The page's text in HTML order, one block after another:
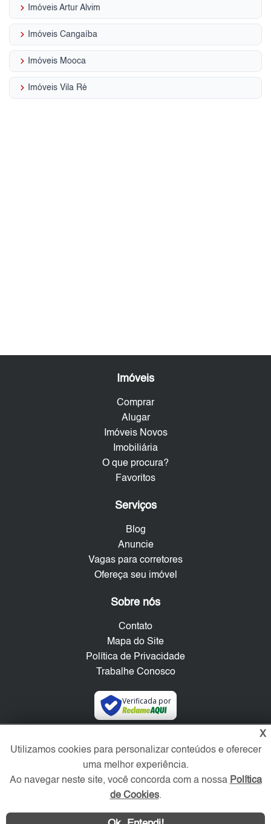
keyboard_arrow_right Imóveis Artur Alvim
keyboard_arrow_right Imóveis Cangaíba
keyboard_arrow_right Imóveis Mooca
keyboard_arrow_right Imóveis Vila Ré
Imóveis
Comprar
Alugar
Imóveis Novos
Imobiliária
O que procura?
Favoritos
Serviços
Blog
Anuncie
Vagas para corretores
Ofereça seu imóvel
Sobre nós
Contato
Mapa do Site
Política de Privacidade
Trabalhe Conosco
Verificada por
X
Utilizamos cookies para personalizar conteúdos e oferecer
uma melhor experiência.
Ao navegar neste site, você concorda com a nossa Política
de Cookies.